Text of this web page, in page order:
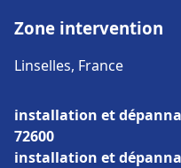
Zone intervention
Linselles, France
installation et
72600
installation et